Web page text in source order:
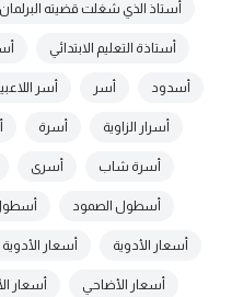
أستاذ الذي شغلت قضيته البرلمان
أستاذة التعليم الابتدائي
أسدود أسر أسر
أسرار الزاوية أسرة
أسرة شاب أسرى
أسطول الصمود
أسعار الأدوية أسعار الأدوية
أسعار الأضاحي أسعار